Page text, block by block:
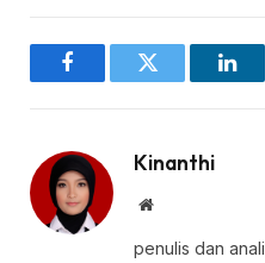
FacebookTwitter
Kinanthi
Website
penulis dan